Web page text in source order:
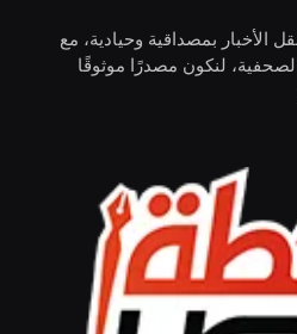
بمصداقية وحيادية، مع
الصحفية، لنكون مصدرًا موثوقًا